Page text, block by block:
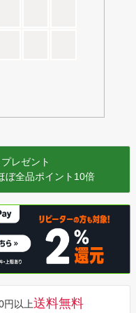
レゼント
ぼ全品ポイント10倍
円以上送料無料